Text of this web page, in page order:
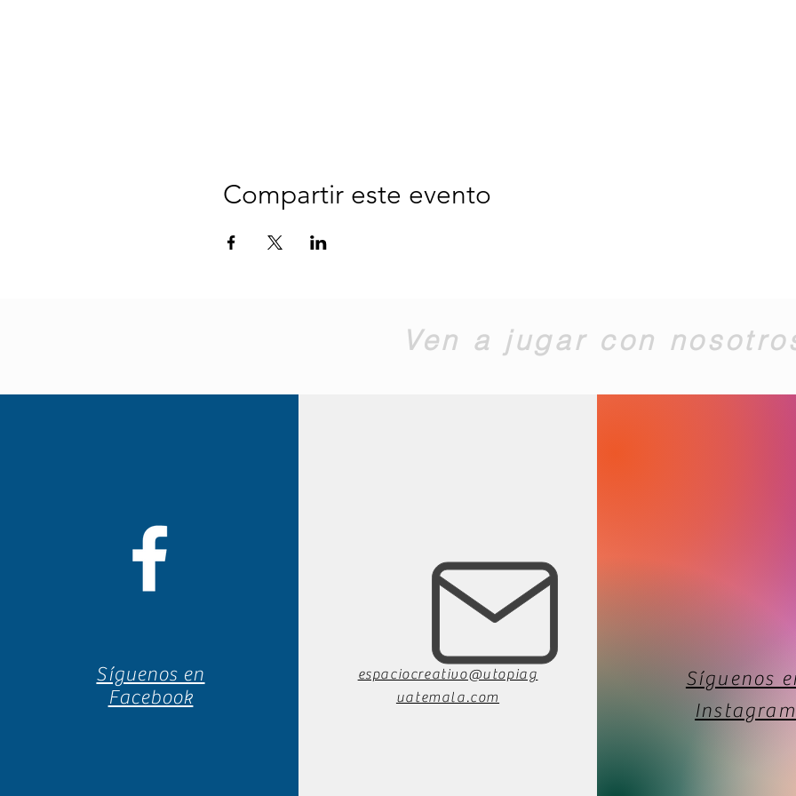
Compartir este evento
Ven a jugar con
Síguenos en
Facebook
espaciocreativo@utopiag
uatemala.com
Síguenos
Instagram